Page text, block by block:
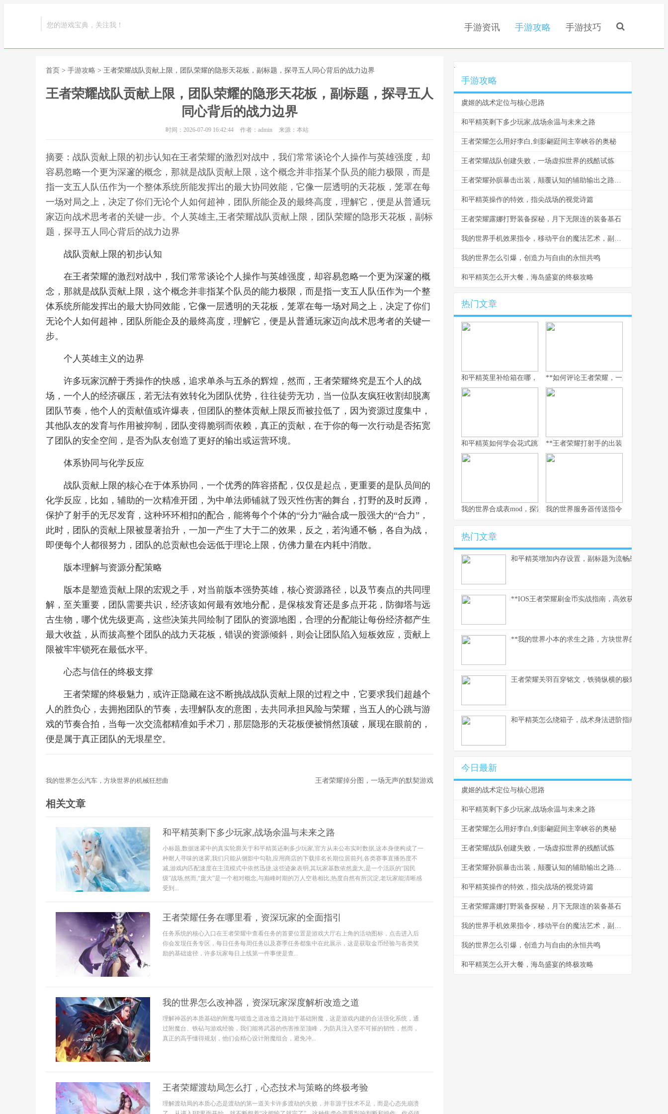
您的游戏宝典，关注我！ 手游资讯 手游攻略 手游技巧
首页 > 手游攻略 > 王者荣耀战队贡献上限，团队荣耀的隐形天花板，副标题，探寻五人同心背后的战力边界
王者荣耀战队贡献上限，团队荣耀的隐形天花板，副标题，探寻五人
同心背后的战力边界
时间：2026-07-09 16:42:44 作者：admin 来源：本站
摘要：战队贡献上限的初步认知在王者荣耀的激烈对战中，我们常常谈论个人操作与英雄强度，却
容易忽略一个更为深邃的概念，那就是战队贡献上限，这个概念并非指某个队员的能力极限，而是
指一支五人队伍作为一个整体系统所能发挥出的最大协同效能，它像一层透明的天花板，笼罩在每
一场对局之上，决定了你们无论个人如何超神，团队所能企及的最终高度，理解它，便是从普通玩
家迈向战术思考者的关键一步。个人英雄主,王者荣耀战队贡献上限，团队荣耀的隐形天花板，副标
题，探寻五人同心背后的战力边界
战队贡献上限的初步认知
在王者荣耀的激烈对战中，我们常常谈论个人操作与英雄强度，却容易忽略一个更为深邃的概
念，那就是战队贡献上限，这个概念并非指某个队员的能力极限，而是指一支五人队伍作为一个整
体系统所能发挥出的最大协同效能，它像一层透明的天花板，笼罩在每一场对局之上，决定了你们
无论个人如何超神，团队所能企及的最终高度，理解它，便是从普通玩家迈向战术思考者的关键一
步。
个人英雄主义的边界
许多玩家沉醉于秀操作的快感，追求单杀与五杀的辉煌，然而，王者荣耀终究是五个人的战
场，一个人的经济碾压，若无法有效转化为团队优势，往往徒劳无功，当一位队友疯狂收割却脱离
团队节奏，他个人的贡献值或许爆表，但团队的整体贡献上限反而被拉低了，因为资源过度集中，
其他队友的发育与作用被抑制，团队变得脆弱而依赖，真正的贡献，在于你的每一次行动是否拓宽
了团队的安全空间，是否为队友创造了更好的输出或运营环境。
体系协同与化学反应
战队贡献上限的核心在于体系协同，一个优秀的阵容搭配，仅仅是起点，更重要的是队员间的
化学反应，比如，辅助的一次精准开团，为中单法师铺就了毁灭性伤害的舞台，打野的及时反蹲，
保护了射手的无尽发育，这种环环相扣的配合，能将每个个体的“分力”融合成一股强大的“合力”，
此时，团队的贡献上限被显著抬升，一加一产生了大于二的效果，反之，若沟通不畅，各自为战，
即便每个人都很努力，团队的总贡献也会远低于理论上限，仿佛力量在内耗中消散。
版本理解与资源分配策略
版本是塑造贡献上限的宏观之手，对当前版本强势英雄，核心资源路径，以及节奏点的共同理
解，至关重要，团队需要共识，经济该如何最有效地分配，是保核发育还是多点开花，防御塔与远
古生物，哪个优先级更高，这些决策共同绘制了团队的资源地图，合理的分配能让每份经济都产生
最大收益，从而拔高整个团队的战力天花板，错误的资源倾斜，则会让团队陷入短板效应，贡献上
限被牢牢锁死在最低水平。
心态与信任的终极支撑
王者荣耀的终极魅力，或许正隐藏在这不断挑战战队贡献上限的过程之中，它要求我们超越个
人的胜负心，去拥抱团队的节奏，去理解队友的意图，去共同承担风险与荣耀，当五人的心跳与游
戏的节奏合拍，当每一次交流都精准如手术刀，那层隐形的天花板便被悄然顶破，展现在眼前的，
便是属于真正团队的无垠星空。
我的世界怎么汽车，方块世界的机械狂想曲 王者荣耀掉分图，一场无声的默契游戏
相关文章
和平精英剩下多少玩家,战场余温与未来之路
小标题,数据迷雾中的真实轮廓关于和平精英还剩多少玩家,官方从未公布实时数据,这本身便构成了一
种耐人寻味的迷雾,我们只能从侧影中勾勒,应用商店的下载排名长期位居前列,各类赛事直播热度不
减,游戏内匹配速度在主流模式中依然迅捷,这些迹象表明,其玩家基数依然庞大,是一个活跃的“国民
级”战场,然而,“庞大”是一个相对概念,与巅峰时期的万人空巷相比,热度自然有所沉淀,老玩家能清晰感
受到...
王者荣耀任务在哪里看，资深玩家的全面指引
任务系统的核心入口在王者荣耀中查看任务的首要位置是游戏大厅右上角的活动图标，点击进入后
你会发现任务专区，每日任务每周任务以及赛季任务都集中在此展示，这是获取金币经验与各类奖
励的基础途径，许多玩家每日上线第一件事便是查...
我的世界怎么改神器，资深玩家深度解析改造之道
理解神器的本质基础的附魔与锻造之道改造之路始于基础附魔，这是游戏内建的合法强化系统，通
过附魔台、铁砧与游戏经验，我们能将武器的伤害推至顶峰，为防具注入坚不可摧的韧性，然而，
真正的高手懂得规划，他们会精心设计附魔组合，避免冲...
王者荣耀渡劫局怎么打，心态技术与策略的终极考验
理解渡劫局的本质心态是渡劫的第一道关卡许多渡劫的失败，并非源于技术不足，而是心态先崩溃
.
手游攻略
虞姬的战术定位与核心思路
和平精英剩下多少玩家,战场余温与未来之路
王者荣耀怎么用好李白,剑影翩跹间主宰峡谷的奥秘
王者荣耀战队创建失败，一场虚拟世界的残酷试炼
王者荣耀孙膑暴击出装，颠覆认知的辅助输出之路副标题
和平精英操作的特效，指尖战场的视觉诗篇
王者荣耀露娜打野装备探秘，月下无限连的装备基石
我的世界手机效果指令，移动平台的魔法艺术，副标题，指尖编织的游戏法则
我的世界怎么引爆，创造力与自由的永恒共鸣
和平精英怎么开大餐，海岛盛宴的终极攻略
热门文章
和平精英里补给箱在哪，空投背后的战术密码**如何评论王者荣耀，一款游戏与一面
和平精英如何学会花式跳车，副标题为实战进阶与极限操作指南
**王者荣耀打射手的出装，破晓之路
我的世界合成表mod，探索创造的无限可能，副标题，资深玩家的
我的世界服务器传送指令，连接方块宇
热门文章
和平精英增加内存设置，副标题为流畅战场背后的
**IOS王者荣耀刷金币实战指南，高效获取财富之
**我的世界小本的求生之路，方块世界的末日生存
王者荣耀关羽百穿铭文，铁骑纵横的极致穿透之
和平精英怎么绕箱子，战术身法进阶指南副标题
今日最新
虞姬的战术定位与核心思路
和平精英剩下多少玩家,战场余温与未来之路
王者荣耀怎么用好李白,剑影翩跹间主宰峡谷的奥秘
王者荣耀战队创建失败，一场虚拟世界的残酷试炼
王者荣耀孙膑暴击出装，颠覆认知的辅助输出之路副标题
和平精英操作的特效，指尖战场的视觉诗篇
王者荣耀露娜打野装备探秘，月下无限连的装备基石
我的世界手机效果指令，移动平台的魔法艺术，副标题，指尖编织的游戏法则
我的世界怎么引爆，创造力与自由的永恒共鸣
和平精英怎么开大餐，海岛盛宴的终极攻略